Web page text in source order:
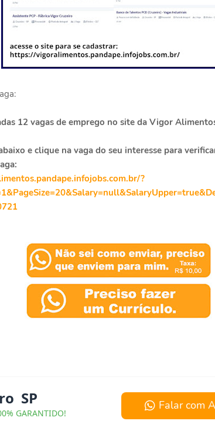
12 vagas de emprego no site da Vigor
e clique na vaga do seu interesse para
?
SP
GARANTIDO!
Falar com